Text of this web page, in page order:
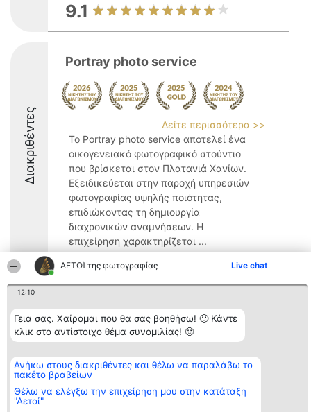
ΑΕΤΟΊ της φωτογραφίας Live chat
12:10
Γεια σας. Χαίρομαι που θα σας βοηθήσω! 🙂 Κάντε
κλικ στο αντίστοιχο θέμα συνομιλίας! 🙂
Ανήκω στους διακριθέντες και θέλω να παραλάβω το
πακέτο βραβείων
Θέλω να ελέγξω την επιχείρηση μου στην κατάταξη
"Αετοί"
9.1
Διακριθέντες
Portray photo service
Δείτε περισσότερα >>
Το Portray photo service αποτελεί ένα
οικογενειακό φωτογραφικό στούντιο
που βρίσκεται στον Πλατανιά Χανίων.
Εξειδικεύεται στην παροχή υπηρεσιών
φωτογραφίας υψηλής ποιότητας,
επιδιώκοντας τη δημιουργία
διαχρονικών αναμνήσεων. Η
επιχείρηση χαρακτηρίζεται ...
9.9
Διοργανωτής της
κατάταξης
BEAUTIFUL COMPANY
ΤΗΛ. ΕΠΙΚΟΙΝΩΝΙΑΣ:
2104128019
email:
aetoi@beautifulcompany.co
Κατάταξη
Διακριθέντες
Λίστα όλων
διακριθέντων
Μεθοδολογία
προϋποθέσεις
ΠΟΛΙΤΙΚΗ
Επικοινωνία